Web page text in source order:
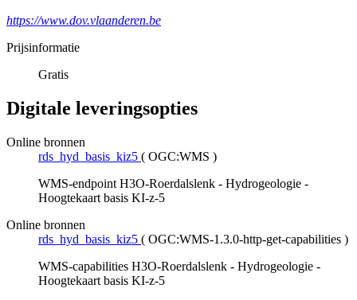
https://www.dov.vlaanderen.be
Prijsinformatie
Gratis
Digitale leveringsopties
Online bronnen
rds_hyd_basis_kiz5 ( OGC:WMS )
WMS-endpoint H3O-Roerdalslenk - Hydrogeologie -
Hoogtekaart basis KI-z-5
Online bronnen
rds_hyd_basis_kiz5 ( OGC:WMS-1.3.0-http-get-capabilities )
WMS-capabilities H3O-Roerdalslenk - Hydrogeologie -
Hoogtekaart basis KI-z-5